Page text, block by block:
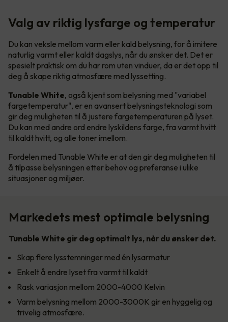
Valg av riktig lysfarge og temperatur
Du kan veksle mellom varm eller kald belysning, for å imitere
naturlig varmt eller kaldt dagslys, når du ønsker det. Det er
spesielt praktisk om du har rom uten vinduer, da er det opp til
deg å skape riktig atmosfære med lyssetting.
Tunable White, også kjent som belysning med "variabel
fargetemperatur", er en avansert belysningsteknologi som
gir deg muligheten til å justere fargetemperaturen på lyset.
Du kan med andre ord endre lyskildens farge, fra varmt hvitt
til kaldt hvitt, og alle toner imellom.
Fordelen med Tunable White er at den gir deg muligheten til
å tilpasse belysningen etter behov og preferanse i ulike
situasjoner og miljøer.
Markedets mest optimale belysning
Tunable White gir deg optimalt lys, når du ønsker det.
Skap flere lysstemninger med én lysarmatur
Enkelt å endre lyset fra varmt til kaldt
Rask variasjon mellom 2000-4000 Kelvin
Varm belysning mellom 2000-3000K gir en hyggelig og
trivelig atmosfære.